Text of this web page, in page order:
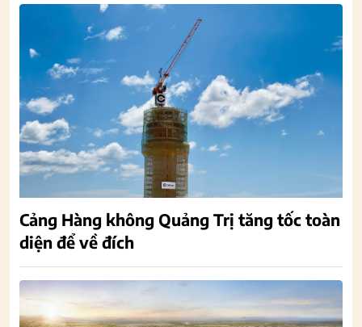
Cảng Hàng không Quảng Trị tăng tốc toàn
diện để về đích